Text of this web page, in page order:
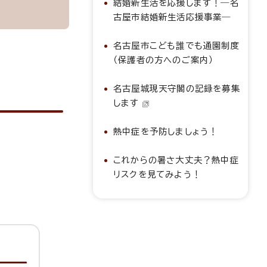
結婚新生活を応援します！―名
古屋市結婚新生活応援事業―
名古屋市こども誰でも通園制度
（保護者の方へのご案内）
名古屋城現天守閣の記録を募集
します
熱中症を予防しましょう！
これからの暑さ大丈夫？熱中症
リスクを見てみよう！